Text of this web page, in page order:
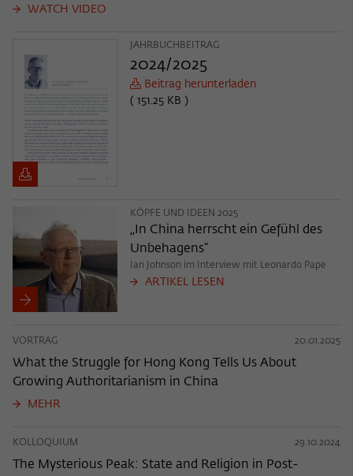
WATCH VIDEO
JAHRBUCHBEITRAG
2024/2025
Beitrag herunterladen
( 151.25 KB )
KÖPFE UND IDEEN 2025
„In China herrscht ein Gefühl des
Unbehagens“
Ian Johnson im Interview mit Leonardo Pape
ARTIKEL LESEN
VORTRAG 20.01.2025
What the Struggle for Hong Kong Tells Us About
Growing Authoritarianism in China
MEHR
KOLLOQUIUM 29.10.2024
The Mysterious Peak: State and Religion in Post-